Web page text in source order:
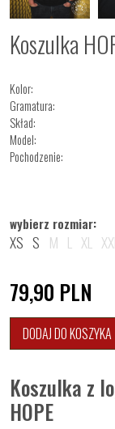
Koszulka
Kolor:
Gramatura:
Skład:
Model:
Pochodzenie:
wybierz rozmiar:
XS S M L XL
79,90 PLN
DODAJ DO KOSZYKA
Koszulka z
HOPE